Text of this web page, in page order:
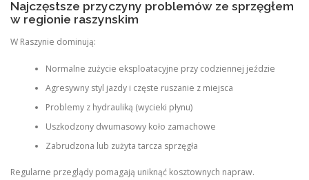
Najczęstsze przyczyny problemów ze sprzęgłem
w regionie raszynskim
W Raszynie dominują:
Normalne zużycie eksploatacyjne przy codziennej jeździe
Agresywny styl jazdy i częste ruszanie z miejsca
Problemy z hydrauliką (wycieki płynu)
Uszkodzony dwumasowy koło zamachowe
Zabrudzona lub zużyta tarcza sprzęgła
Regularne przeglądy pomagają uniknąć kosztownych napraw.